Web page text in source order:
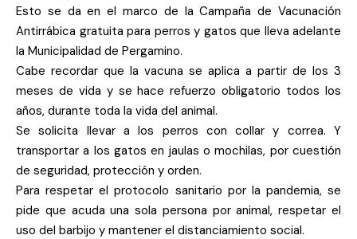
Esto se da en el marco de la Campaña de Vacunación
Antirrábica gratuita para perros y gatos que lleva adelante
la Municipalidad de Pergamino.
Cabe recordar que la vacuna se aplica a partir de los 3
meses de vida y se hace refuerzo obligatorio todos los
años, durante toda la vida del animal.
Se solicita llevar a los perros con collar y correa. Y
transportar a los gatos en jaulas o mochilas, por cuestión
de seguridad, protección y orden.
Para respetar el protocolo sanitario por la pandemia, se
pide que acuda una sola persona por animal, respetar el
uso del barbijo y mantener el distanciamiento social.